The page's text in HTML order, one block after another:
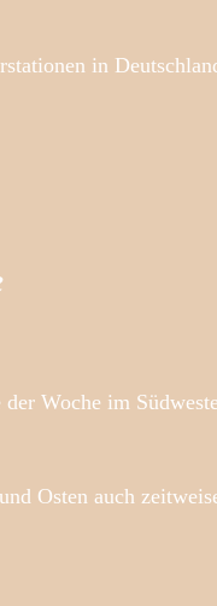
in
Woche im
Osten auch